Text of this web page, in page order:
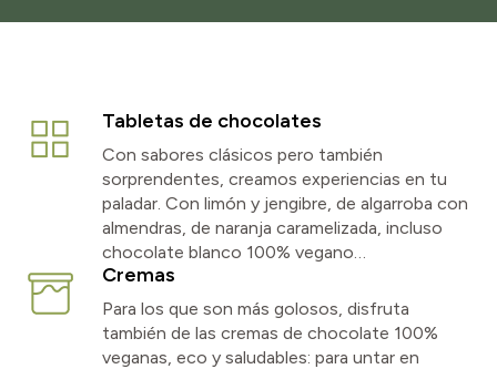
Tabletas de chocolates
Con sabores clásicos pero también
sorprendentes, creamos experiencias en tu
paladar. Con limón y jengibre, de algarroba con
almendras, de naranja caramelizada, incluso
chocolate blanco 100% vegano…
Cremas
Para los que son más golosos, disfruta
también de las cremas de chocolate 100%
veganas, eco y saludables: para untar en